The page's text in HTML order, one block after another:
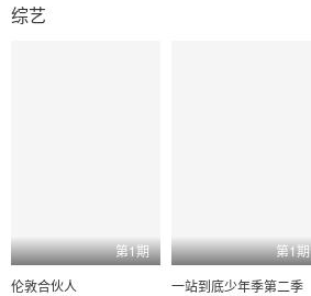
综艺
第1期
伦敦合伙人
第1期
一站到底少年季第二季